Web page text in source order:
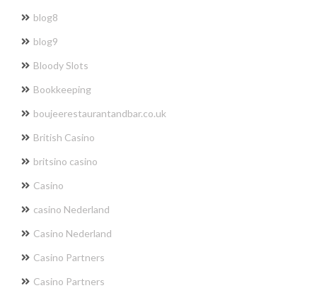
blog8
blog9
Bloody Slots
Bookkeeping
boujeerestaurantandbar.co.uk
British Casino
britsino casino
Casino
casino Nederland
Casino Nederland
Casino Partners
Casino Partners